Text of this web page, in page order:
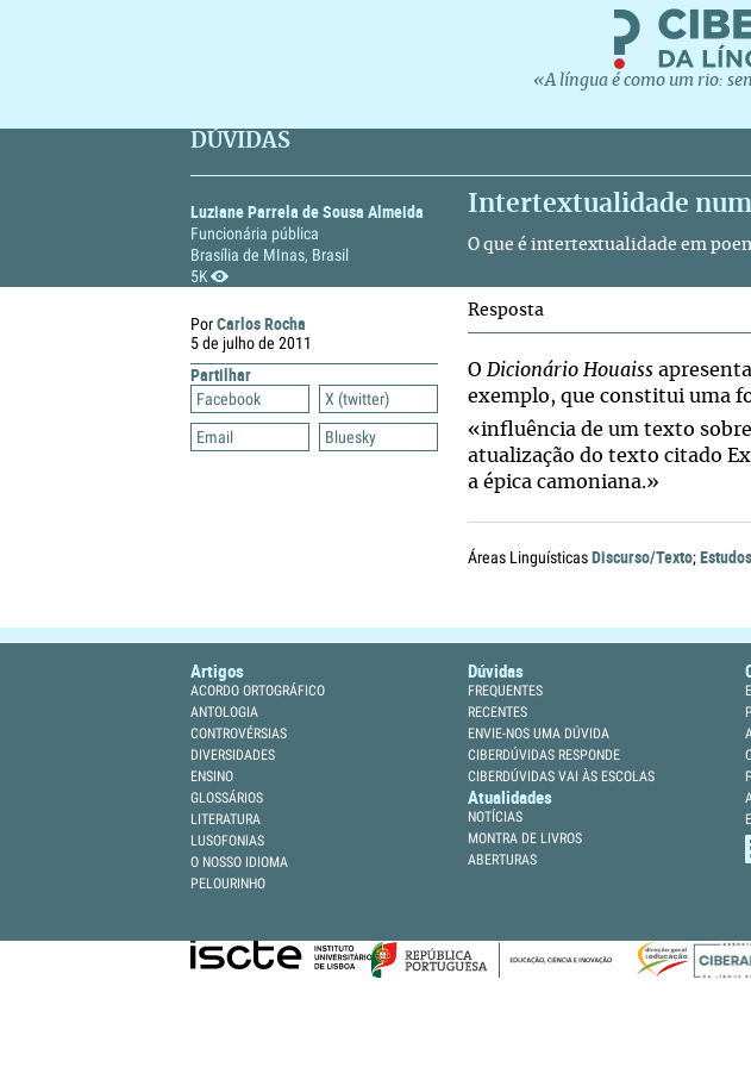
«A língua é como um rio:
DÚVIDAS
Luziane Parrela de Sousa Almeida
Funcionária pública
Brasília de MInas, Brasil
5K
Intertextualidade
O que é intertextualidade em
PorCarlos Rocha
5 de julho de 2011
Partilhar
Facebook
X (twitter)
Email
Bluesky
Resposta
O Dicionário Houaiss
exemplo, que constitui uma
«influência de um texto
atualização do texto citado
a épica camoniana.»
Áreas LinguísticasDiscurso/Texto;
Artigos
ACORDO ORTOGRÁFICO
ANTOLOGIA
CONTROVÉRSIAS
DIVERSIDADES
ENSINO
GLOSSÁRIOS
LITERATURA
LUSOFONIAS
O NOSSO IDIOMA
PELOURINHO
Dúvidas
FREQUENTES
RECENTES
ENVIE-NOS UMA DÚVIDA
CIBERDÚVIDAS RESPONDE
CIBERDÚVIDAS VAI ÀS ESCOLAS
Atualidades
NOTÍCIAS
MONTRA DE LIVROS
ABERTURAS